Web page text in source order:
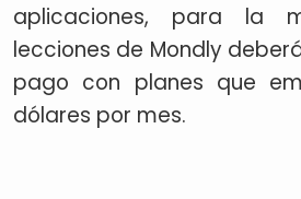
aplicaciones, para la
lecciones de Mondly
pago con planes que
dólares por mes.